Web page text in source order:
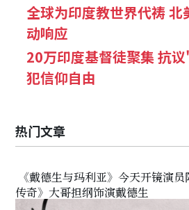
全球为印度教世界代祷 北
动响应
20万印度基督徒聚集 抗
犯信仰自由
热门文章
《戴德生与玛利亚》今天开镜演
传奇》大哥担纲饰演戴德生